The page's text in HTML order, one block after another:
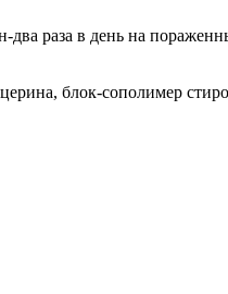
раза в день на
блок-сополимер